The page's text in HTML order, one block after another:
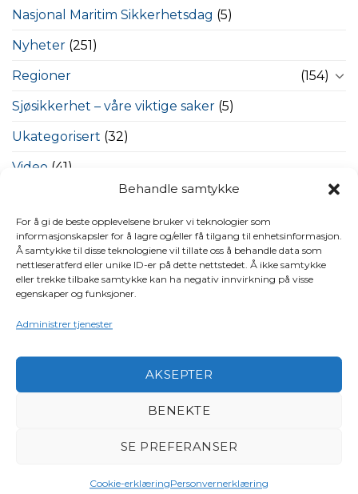
Behandle samtykke
For å gi de beste opplevelsene bruker vi teknologier som
informasjonskapsler for å lagre og/eller få tilgang til enhetsinformasjon.
Å samtykke til disse teknologiene vil tillate oss å behandle data som
nettleseratferd eller unike ID-er på dette nettstedet. Å ikke samtykke
eller trekke tilbake samtykke kan ha negativ innvirkning på visse
egenskaper og funksjoner.
Administrer tjenester
AKSEPTER
BENEKTE
SE PREFERANSER
Cookie-erklæringPersonvernerklæring
Nasjonal Maritim Sikkerhetsdag (5)
Nyheter (251)
Regioner
(154)
Sjøsikkerhet – våre viktige saker (5)
Ukategorisert (32)
Video (41)
98 oktan aktiviteter bestumkilen båt båter i sjøen
båtforbundet båtforening båtpolitikk båtsikkerhet
Association flytekonferansen
kvinner til sjøs miljø miljøprisen
momskompensasjonNasjonal
Norske Sjø obligatorisk båtregister
oslo motorbåtforening praktiske tips produkter og